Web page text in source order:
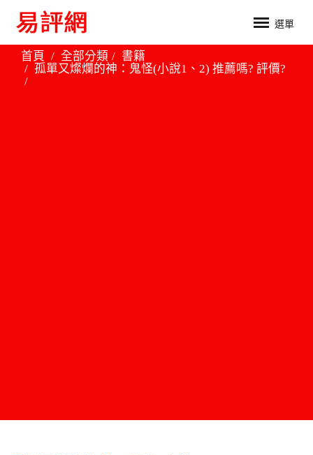
選單
首頁 全部分類
書籍
孤單又燦爛的神：鬼怪(小說1、2) 推薦嗎? 評價?